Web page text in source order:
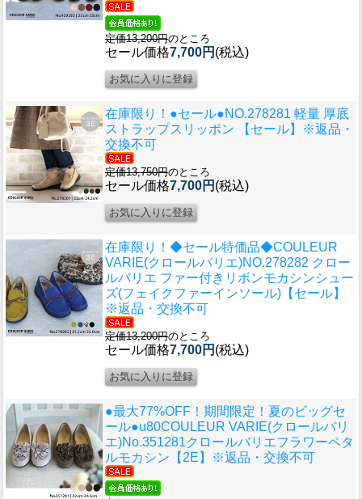
定価13,200円のところ
セール価格7,700円 (税込)
在庫限り！●セール●NO.278281 軽量 厚底
ストラップスリッポン 【セール】※返品・
交換不可
定価13,750円のところ
セール価格7,700円 (税込)
在庫限り！◆セール特価品◆COULEUR
VARIE(クロールバリエ)NO.278282 クロー
ルバリエ ファー付きリボンモカシンシュー
ズ(フェイクファーインソール)【セール】
※返品・交換不可
定価13,200円のところ
セール価格7,700円 (税込)
●最大77%OFF！期間限定！夏のビッグセ
ール●u80COULEUR VARIE(クロールバリ
エ)No.351281クロールバリエフラワーペタ
ルモカシン【2E】※返品・交換不可